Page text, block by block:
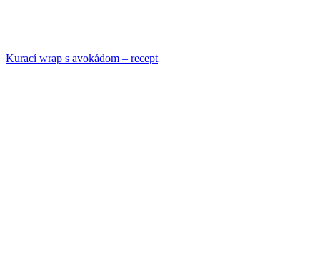
Kurací wrap s avokádom – recept